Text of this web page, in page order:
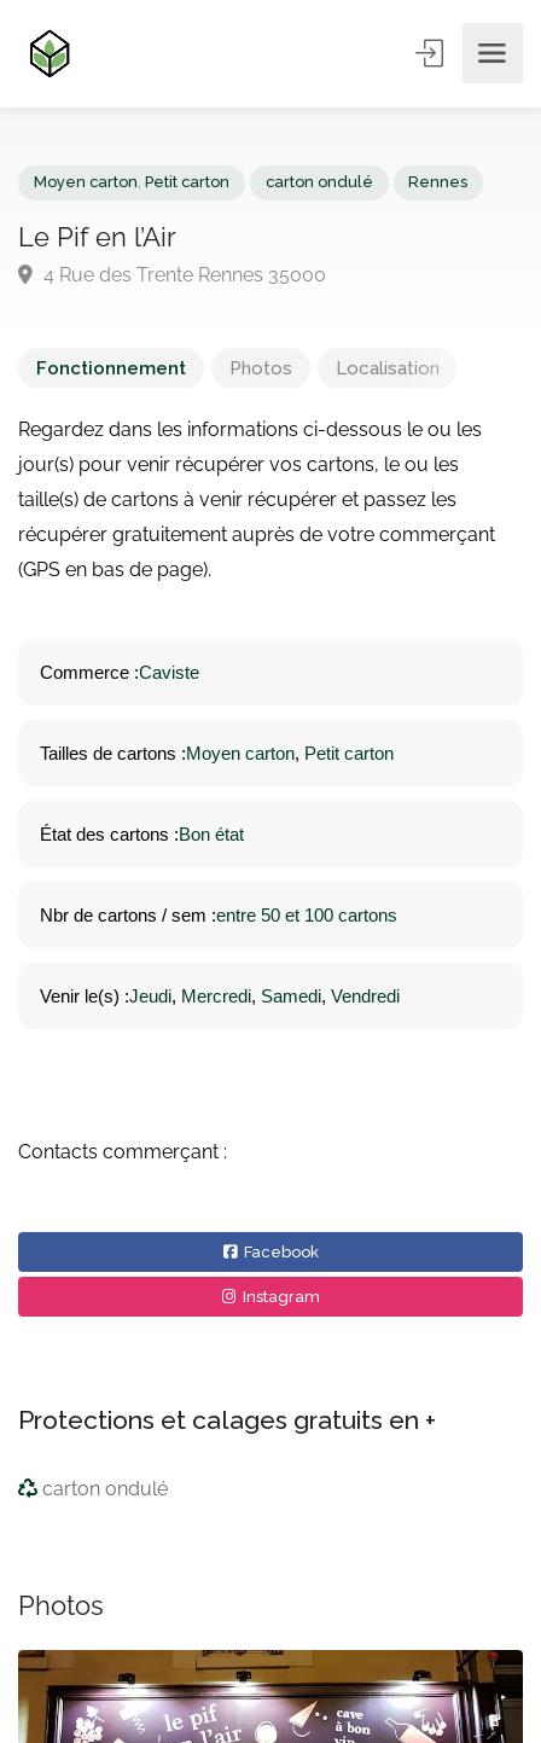
Le Pif en l’Air
Fonctionnement Photos Localisation
Regardez dans les informations ci-dessous le ou les
jour(s) pour venir récupérer vos cartons, le ou les
taille(s) de cartons à venir récupérer et passez les
récupérer gratuitement auprès de votre commerçant
(GPS en bas de page).
Commerce :Caviste
Tailles de cartons :Moyen carton, Petit carton
État des cartons :Bon état
Nbr de cartons / sem :entre 50 et 100 cartons
Venir le(s) :Jeudi, Mercredi, Samedi, Vendredi
Contacts commerçant :
Facebook
Instagram
Protections et calages gratuits en +
carton ondulé
Photos